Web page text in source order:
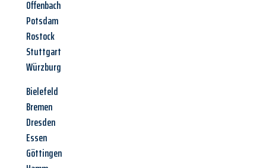
Offenbach
Potsdam
Rostock
Stuttgart
Würzburg
Bielefeld
Bremen
Dresden
Essen
Göttingen